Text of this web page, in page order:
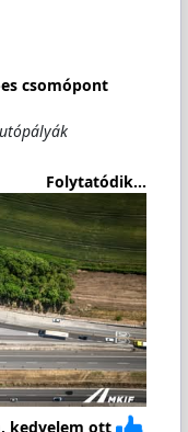
csomópont
Folytatódik...
kedvelem ott